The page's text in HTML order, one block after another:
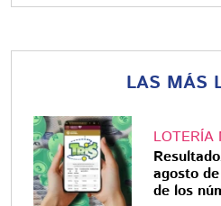
LAS MÁS
LOTERÍA
agosto
de los